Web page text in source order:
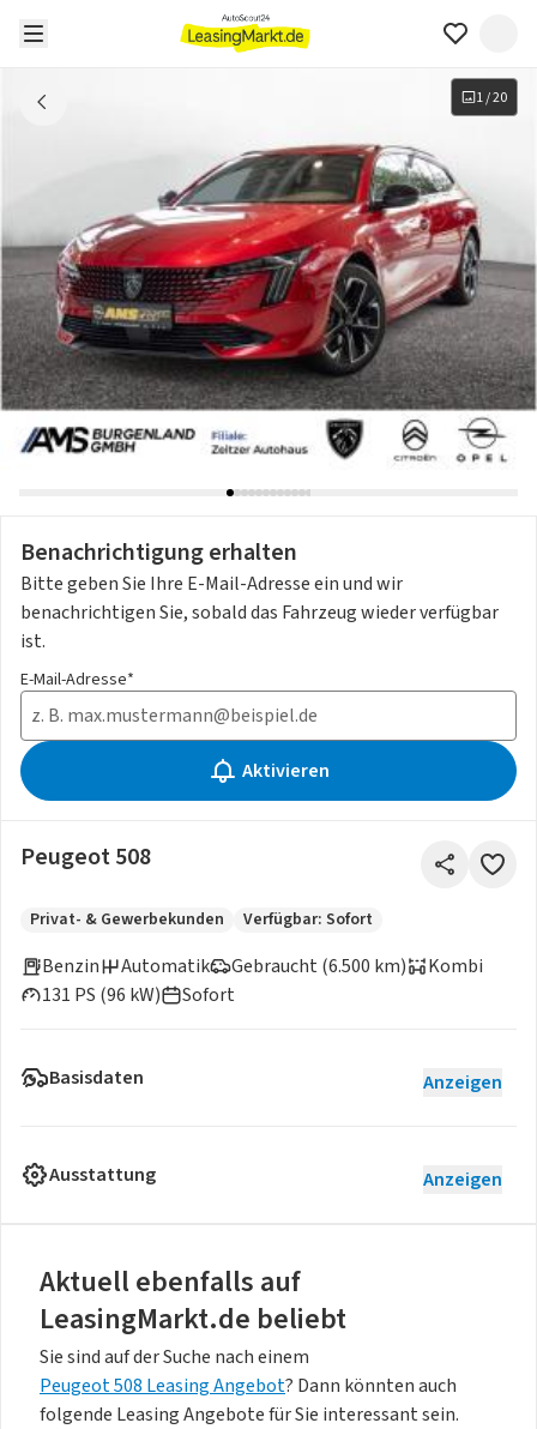
1/20
Benachrichtigung erhalten
Bitte geben Sie Ihre E-Mail-Adresse ein und wir
benachrichtigen Sie, sobald das Fahrzeug wieder verfügbar
ist.
E-Mail-Adresse*
Aktivieren
Peugeot 508
Privat- & Gewerbekunden Verfügbar: Sofort
Benzin
Gebraucht (6.500 km)
131 PS (96 kW)
Automatik
Kombi
Sofort
Basisdaten Anzeigen
Ausstattung Anzeigen
Aktuell ebenfalls auf
LeasingMarkt.de beliebt
Sie sind auf der Suche nach einem
Peugeot 508 Leasing Angebot? Dann könnten auch
folgende Leasing Angebote für Sie interessant sein.